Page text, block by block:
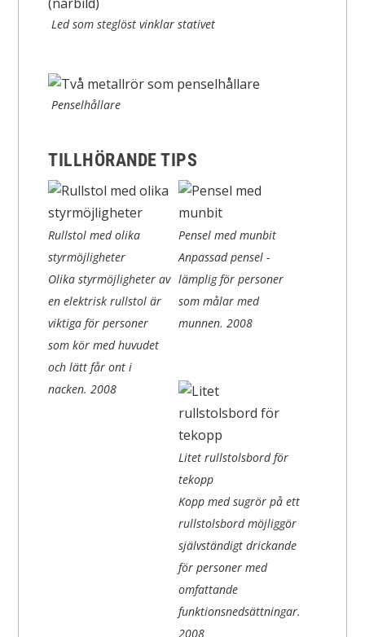
Led som steglöst vinklar stativet
Penselhållare
TILLHÖRANDE TIPS
Rullstol med olika
styrmöjligheter
Olika styrmöjligheter av
en elektrisk rullstol är
viktiga för personer
som kör med huvudet
och lätt får ont i
nacken.2008
Pensel med munbit
Anpassad pensel -
lämplig för personer
som målar med
munnen.2008
Litet rullstolsbord för
tekopp
Kopp med sugrör på ett
rullstolsbord möjliggör
självständigt drickande
för personer med
omfattande
funktionsnedsättningar.
2008